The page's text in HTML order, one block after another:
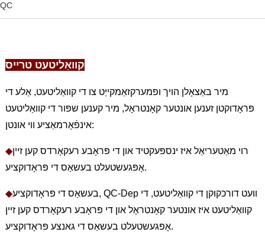
QC
קוואַליטעט טרייס
מיר באַצאָלן הויך ופמערקזאַמקייַט צו די קוואַליטעט, אַלע די
פּראָדוקטן זענען אונטער קאָנטראָל, מיר קענען שפּור די קוואַליטעט
אינפֿאָרמאַציע ווי אונטן:
◆רוי מאַטעריאַל איז ינספּעקטיד און די פּראָבע רעקאָרדס קען זיין
אָפּגעשטעלט בעשאַס די פּראָדוקציע.
◆בעשאַס די פּראָדוקציע, QC-Dep וועט דורכקוקן די קוואַליטעט, די
קוואַליטעט איז אונטער קאָנטראָל און די פּראָבע רעקאָרדס קען זיין
אָפּגעשטעלט בעשאַס די גאנצע פּראָדוקציע.